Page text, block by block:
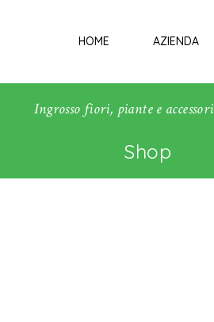
HOME AZIENDA
Ingrosso fiori, piante e accessori
Shop